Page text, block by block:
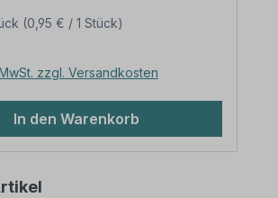
(AW-Antrieb) 4 Stück
Kunststoffdübel 4 Stück -
in weiß, Ø 12 mm Bitte
Die Schilderlöcher sollten
um die Schraubenköpfe
Nach der Senkung müssen
bündig mit dem
Die weißen Kappen
für eine gefällige
(0,95 € / 1 Stück)
zzgl. Versandkosten
In den Warenkorb
überspringen